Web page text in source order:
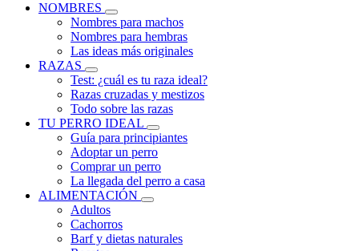
NOMBRES
Nombres para machos
Nombres para hembras
Las ideas más originales
RAZAS
Test: ¿cuál es tu raza ideal?
Razas cruzadas y mestizos
Todo sobre las razas
TU PERRO IDEAL
Guía para principiantes
Adoptar un perro
Comprar un perro
La llegada del perro a casa
ALIMENTACIÓN
Adultos
Cachorros
Barf y dietas naturales